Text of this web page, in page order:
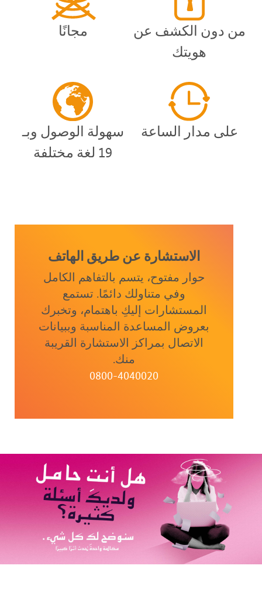
من دون الكشف عن
هويتك
مجانًا
على مدار الساعة
سهولة الوصول وبـ
19 لغة مختلفة
الاستشارة عن طريق الهاتف
حوار مفتوح، يتسم بالتفاهم الكامل
وفي متناولك دائمًا. تستمع
المستشارات إليكِ باهتمام، وتخبرك
بعروض المساعدة المناسبة وببيانات
الاتصال بمراكز الاستشارة القريبة
منك.
0800-4040020